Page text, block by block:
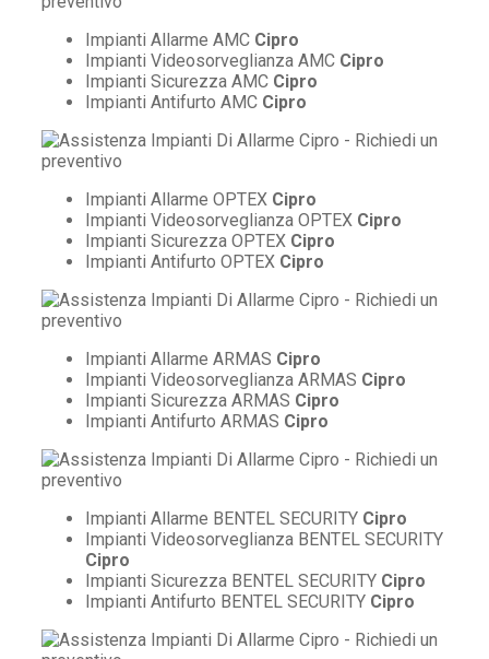
Impianti Allarme AMC Cipro
Impianti Videosorveglianza AMC Cipro
Impianti Sicurezza AMC Cipro
Impianti Antifurto AMC Cipro
Impianti Allarme OPTEX Cipro
Impianti Videosorveglianza OPTEX Cipro
Impianti Sicurezza OPTEX Cipro
Impianti Antifurto OPTEX Cipro
Impianti Allarme ARMAS Cipro
Impianti Videosorveglianza ARMAS Cipro
Impianti Sicurezza ARMAS Cipro
Impianti Antifurto ARMAS Cipro
Impianti Allarme BENTEL SECURITY Cipro
Impianti Videosorveglianza BENTEL SECURITY
Cipro
Impianti Sicurezza BENTEL SECURITY Cipro
Impianti Antifurto BENTEL SECURITY Cipro